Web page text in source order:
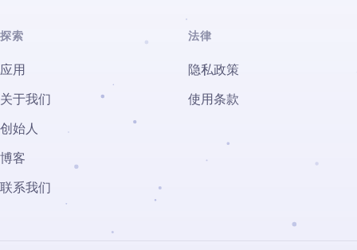
探索
应用
关于我们
创始人
博客
联系我们
法律
隐私政策
使用条款